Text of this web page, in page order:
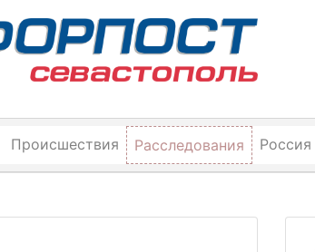
Происшествия Расследования Россия